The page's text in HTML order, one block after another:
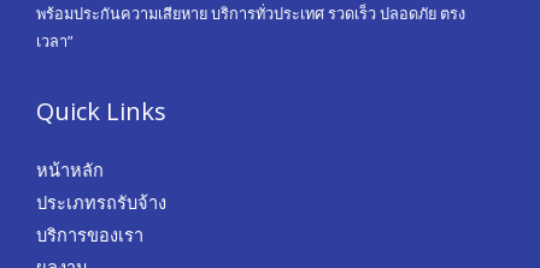
พร้อมประกันความเสียหาย บริการทั่วประเทศ รวดเร็ว ปลอดภัย ตรง
เวลา”
Quick Links
หน้าหลัก
ประเภทรถรับจ้าง
บริการของเรา